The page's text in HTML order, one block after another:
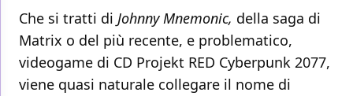
Che si tratti di Johnny Mnemonic, della saga di
Matrix o del più recente, e problematico,
videogame di CD Projekt RED Cyberpunk 2077,
viene quasi naturale collegare il nome di